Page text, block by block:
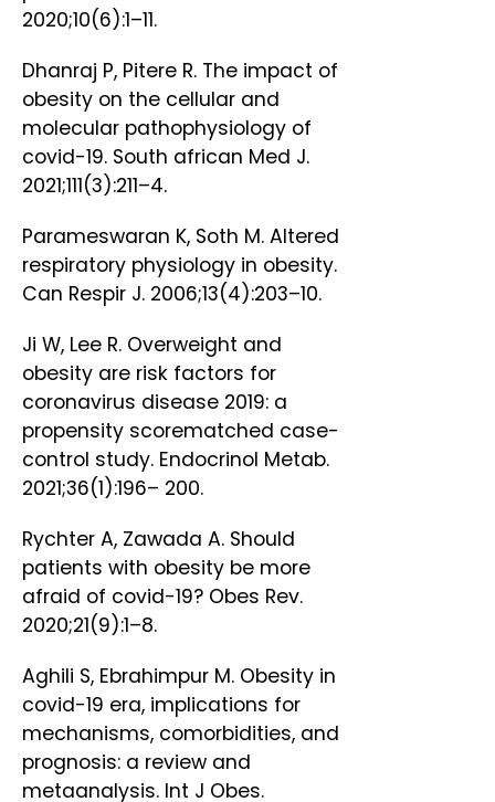
2020;10(6):1–11.
Dhanraj P, Pitere R. The impact of
obesity on the cellular and
molecular pathophysiology of
covid-19. South african Med J.
2021;111(3):211–4.
Parameswaran K, Soth M. Altered
respiratory physiology in obesity.
Can Respir J. 2006;13(4):203–10.
Ji W, Lee R. Overweight and
obesity are risk factors for
coronavirus disease 2019: a
propensity scorematched case-
control study. Endocrinol Metab.
2021;36(1):196– 200.
Rychter A, Zawada A. Should
patients with obesity be more
afraid of covid-19? Obes Rev.
2020;21(9):1–8.
Aghili S, Ebrahimpur M. Obesity in
covid-19 era, implications for
mechanisms, comorbidities, and
prognosis: a review and
metaanalysis. Int J Obes.